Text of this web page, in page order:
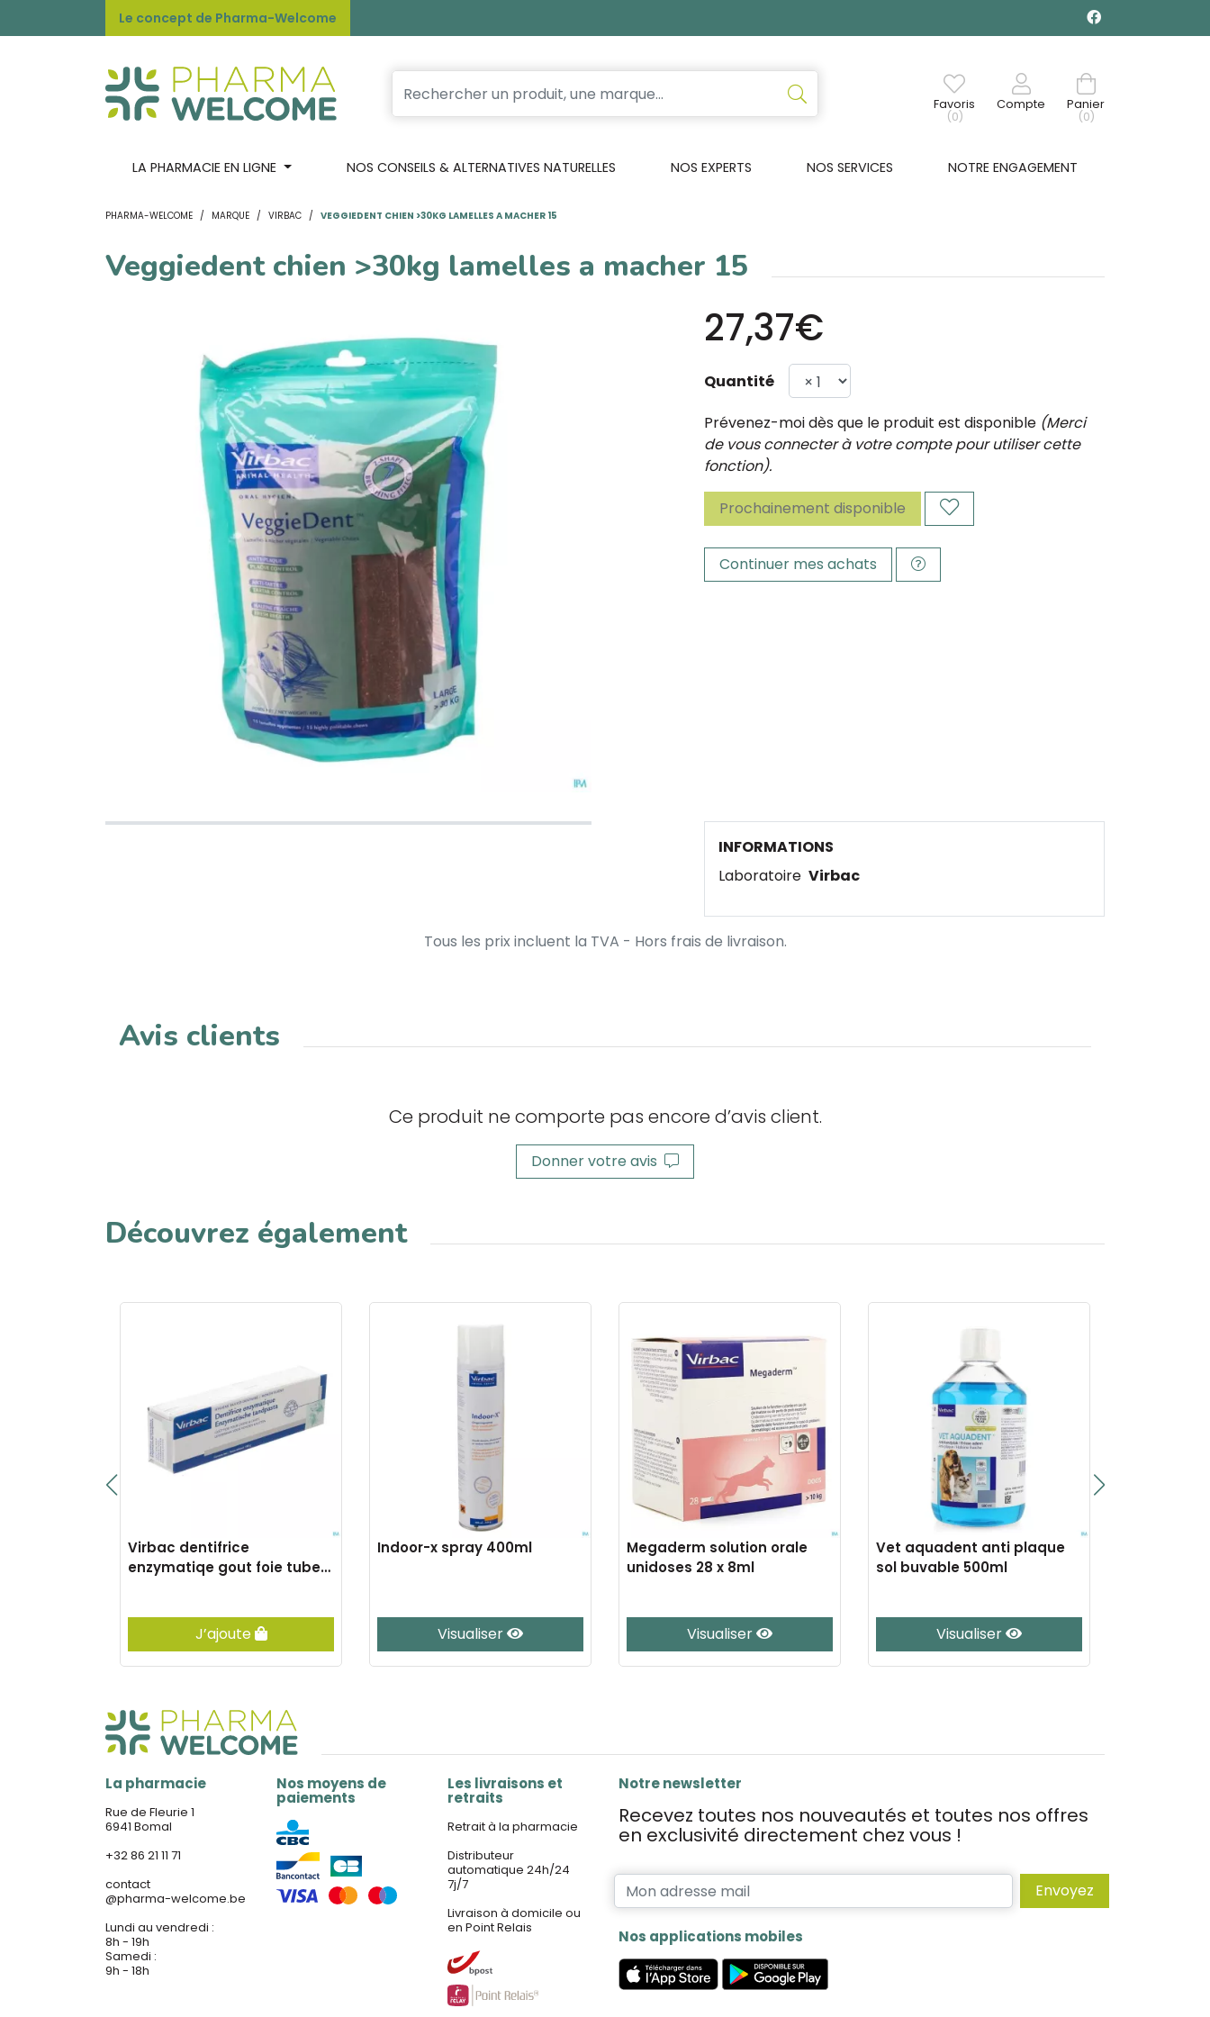
Le concept de Pharma-Welcome
Favoris
(0)
Compte
Panier
(0)
LA PHARMACIE EN LIGNE NOS CONSEILS & ALTERNATIVES NATURELLES NOS EXPERTS NOS SERVICES NOTRE ENGAGEMENT
PHARMA-WELCOME MARQUE VIRBAC VEGGIEDENT CHIEN >30KG LAMELLES A MACHER 15
Veggiedent chien >30kg lamelles a macher 15
27,37€
Quantité
Prévenez-moi dès que le produit est disponible (Merci
de vous connecter à votre compte pour utiliser cette
fonction).
Prochainement disponible
Continuer mes achats
INFORMATIONS
Laboratoire Virbac
Tous les prix incluent la TVA - Hors frais de livraison.
Avis clients
Ce produit ne comporte pas encore d’avis client.
Donner votre avis
Découvrez également
Virbac dentifrice
enzymatiqe gout foie tube
J’ajoute
Indoor-x spray 400ml
Visualiser
Megaderm solution orale
unidoses 28 x 8ml
Visualiser
Vet aquadent anti plaque
sol buvable 500ml
Visualiser
La pharmacie
Rue de Fleurie 1
6941 Bomal
+32 86 21 11 71
contact
@pharma-welcome.be
Lundi au vendredi :
8h - 19h
Samedi :
9h - 18h
Nos moyens de
paiements
Les livraisons et
retraits
Retrait à la pharmacie
Distributeur
automatique 24h/24
7j/7
Livraison à domicile ou
en Point Relais
Notre newsletter
Recevez toutes nos nouveautés et toutes nos offres
en exclusivité directement chez vous !
Envoyez
Nos applications mobiles